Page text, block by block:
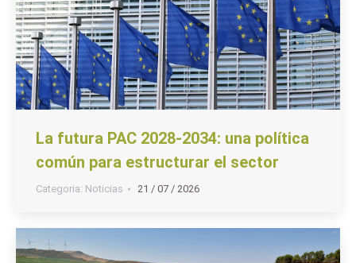
La futura PAC 2028-2034: una política
común para estructurar el sector
Categoria: Noticias 21 / 07 / 2026